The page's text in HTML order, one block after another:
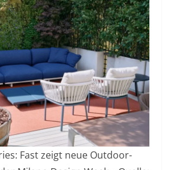
Fast zeigt neue Outdoor-